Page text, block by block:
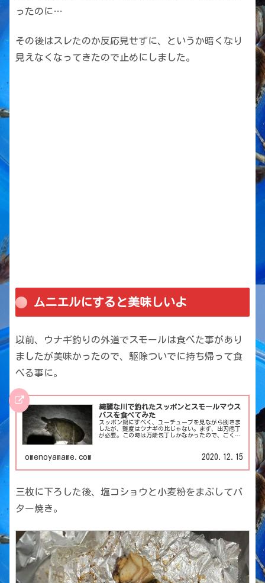
ったのに…
その後はスレたのか反応見せずに、というか暗くなり
見えなくなってきたので止めにしました。
ムニエルにすると美味しいよ
以前、ウナギ釣りの外道でスモールは食べた事があり
ましたが美味かったので、駆除ついでに持ち帰って食
べる事に。
綺麗な川で釣れたスッポンとスモールマウス
バスを食べてみた
スッポン鍋にすべく、ユーチューブを見ながら捌きま
したが、難度はウナギの比じゃない。まず、出刃庖丁
が必要。この時は万能包丁しかなかったので、ごく控
omenoyamame.com 2020.12.15
三枚に下ろした後、塩コショウと小麦粉をまぶしてバ
ター焼き。